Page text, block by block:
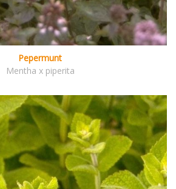
Pepermunt
Mentha x piperita